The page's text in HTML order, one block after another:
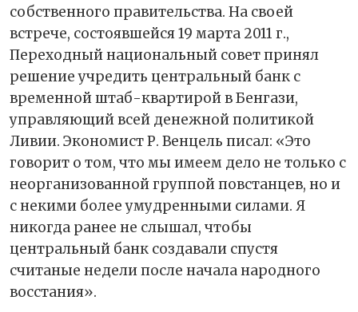
собственного правительства. На своей
встрече, состоявшейся 19 марта 2011 г.,
Переходный национальный совет принял
решение учредить центральный банк с
временной штаб-квартирой в Бенгази,
управляющий всей денежной политикой
Ливии. Экономист Р. Венцель писал: «Это
говорит о том, что мы имеем дело не только с
неорганизованной группой повстанцев, но и
с некими более умудренными силами. Я
никогда ранее не слышал, чтобы
центральный банк создавали спустя
считаные недели после начала народного
восстания».